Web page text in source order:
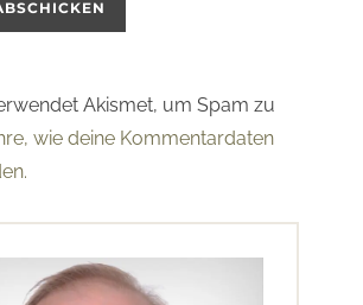
Akismet, um Spam zu
wie deine Kommentardaten